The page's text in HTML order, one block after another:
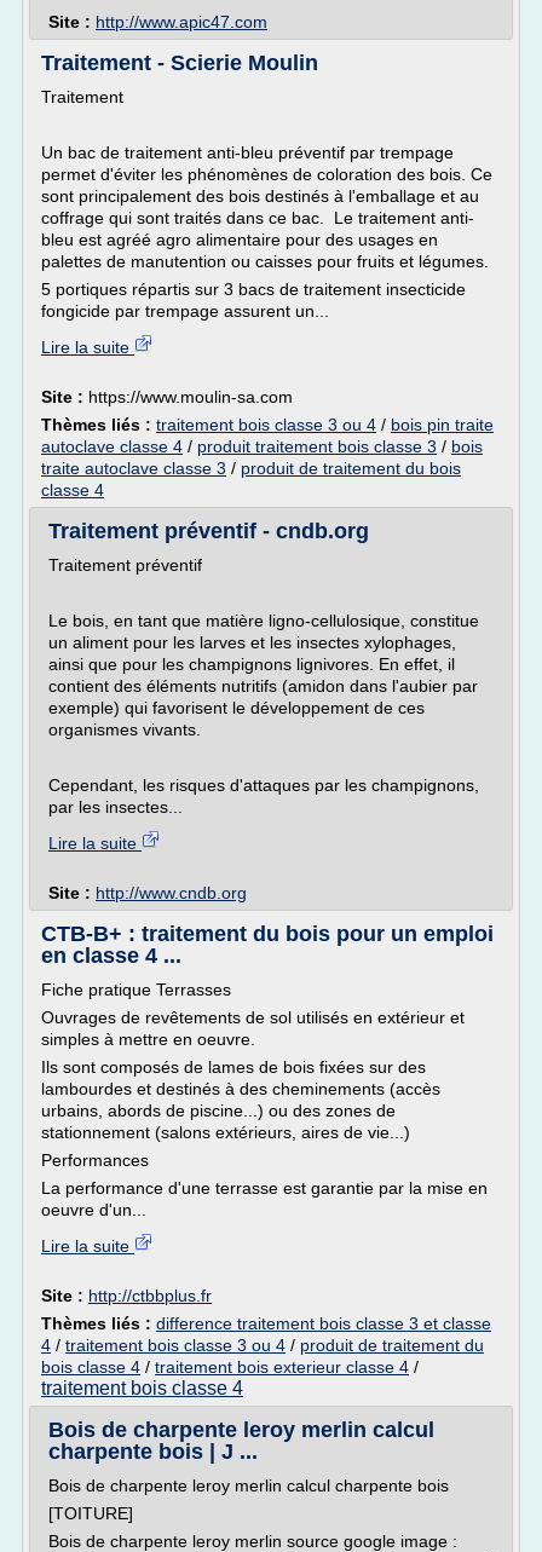
Site : http://www.apic47.com
Traitement - Scierie Moulin
Traitement
Un bac de traitement anti-bleu préventif par trempage
permet d'éviter les phénomènes de coloration des bois. Ce
sont principalement des bois destinés à l'emballage et au
coffrage qui sont traités dans ce bac. Le traitement anti-
bleu est agréé agro alimentaire pour des usages en
palettes de manutention ou caisses pour fruits et légumes.
5 portiques répartis sur 3 bacs de traitement insecticide
fongicide par trempage assurent un...
Lire la suite
Site : https://www.moulin-sa.com
Thèmes liés : traitement bois classe 3 ou 4 / bois pin traite
autoclave classe 4 / produit traitement bois classe 3 / bois
traite autoclave classe 3 / produit de traitement du bois
classe 4
Traitement préventif - cndb.org
Traitement préventif
Le bois, en tant que matière ligno-cellulosique, constitue
un aliment pour les larves et les insectes xylophages,
ainsi que pour les champignons lignivores. En effet, il
contient des éléments nutritifs (amidon dans l'aubier par
exemple) qui favorisent le développement de ces
organismes vivants.
Cependant, les risques d'attaques par les champignons,
par les insectes...
Lire la suite
Site : http://www.cndb.org
CTB-B+ : traitement du bois pour un emploi
en classe 4 ...
Fiche pratique Terrasses
Ouvrages de revêtements de sol utilisés en extérieur et
simples à mettre en oeuvre.
Ils sont composés de lames de bois fixées sur des
lambourdes et destinés à des cheminements (accès
urbains, abords de piscine...) ou des zones de
stationnement (salons extérieurs, aires de vie...)
Performances
La performance d'une terrasse est garantie par la mise en
oeuvre d'un...
Lire la suite
Site : http://ctbbplus.fr
Thèmes liés : difference traitement bois classe 3 et classe
4 / traitement bois classe 3 ou 4 / produit de traitement du
bois classe 4 / traitement bois exterieur classe 4 /
traitement bois classe 4
Bois de charpente leroy merlin calcul
charpente bois | J ...
Bois de charpente leroy merlin calcul charpente bois
[TOITURE]
Bois de charpente leroy merlin source google image :